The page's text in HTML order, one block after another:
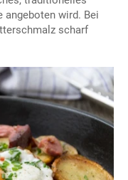
angeboten wird. Bei
scharf